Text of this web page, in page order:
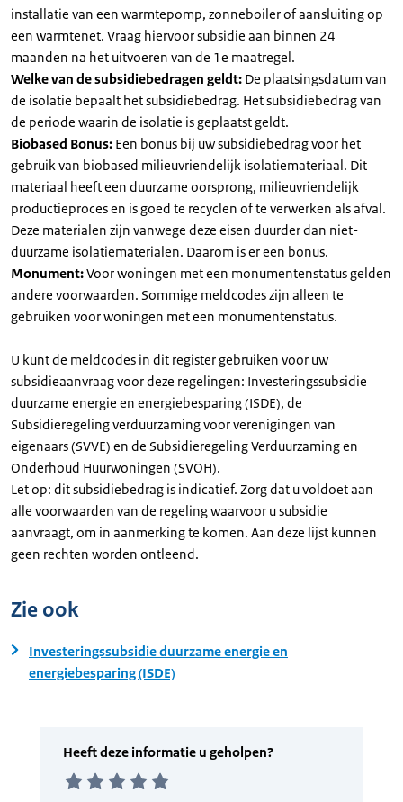
installatie van een warmtepomp, zonneboiler of aansluiting op
een warmtenet. Vraag hiervoor subsidie aan binnen 24
maanden na het uitvoeren van de 1e maatregel.
Welke van de subsidiebedragen geldt: De plaatsingsdatum van
de isolatie bepaalt het subsidiebedrag. Het subsidiebedrag van
de periode waarin de isolatie is geplaatst geldt.
Biobased Bonus: Een bonus bij uw subsidiebedrag voor het
gebruik van biobased milieuvriendelijk isolatiemateriaal. Dit
materiaal heeft een duurzame oorsprong, milieuvriendelijk
productieproces en is goed te recyclen of te verwerken als afval.
Deze materialen zijn vanwege deze eisen duurder dan niet-
duurzame isolatiematerialen. Daarom is er een bonus.
Monument:Voor woningen met een monumentenstatus gelden
andere voorwaarden. Sommige meldcodes zijn alleen te
gebruiken voor woningen met een monumentenstatus.
U kunt de meldcodes in dit register gebruiken voor uw
subsidieaanvraag voor deze regelingen: Investeringssubsidie
duurzame energie en energiebesparing (ISDE), de
Subsidieregeling verduurzaming voor verenigingen van
eigenaars (SVVE) en de Subsidieregeling Verduurzaming en
Onderhoud Huurwoningen (SVOH).
Let op: dit subsidiebedrag is indicatief. Zorg dat u voldoet aan
alle voorwaarden van de regeling waarvoor u subsidie
aanvraagt, om in aanmerking te komen. Aan deze lijst kunnen
geen rechten worden ontleend.
Zie ook
Investeringssubsidie duurzame energie en
energiebesparing (ISDE)